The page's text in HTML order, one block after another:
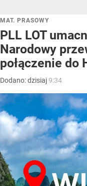
MAT. PRASOWY
PLL LOT
Narodowy
połączenie do
Dodano:dzisiaj9:34